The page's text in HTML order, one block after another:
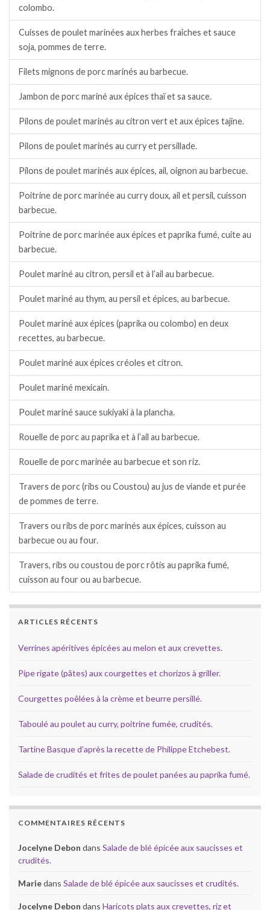
colombo.
Cuisses de poulet marinées aux herbes fraîches et sauce
soja, pommes de terre.
Filets mignons de porc marinés au barbecue.
Jambon de porc mariné aux épices thaï et sa sauce.
Pilons de poulet marinés au citron vert et aux épices tajine.
Pilons de poulet marinés au curry et persillade.
Pilons de poulet marinés aux épices, ail, oignon au barbecue.
Poitrine de porc marinée au curry doux, ail et persil, cuisson
barbecue.
Poitrine de porc marinée aux épices et paprika fumé, cuite au
barbecue.
Poulet mariné au citron, persil et à l’ail au barbecue.
Poulet mariné au thym, au persil et épices, au barbecue.
Poulet mariné aux épices (paprika ou colombo) en deux
recettes, au barbecue.
Poulet mariné aux épices créoles et citron.
Poulet mariné mexicain.
Poulet mariné sauce sukiyaki à la plancha.
Rouelle de porc au paprika et à l’ail au barbecue.
Rouelle de porc marinée au barbecue et son riz.
Travers de porc (ribs ou Coustou) au jus de viande et purée
de pommes de terre.
Travers ou ribs de porc marinés aux épices, cuisson au
barbecue ou au four.
Travers, ribs ou coustou de porc rôtis au paprika fumé,
cuisson au four ou au barbecue.
ARTICLES RÉCENTS
Verrines apéritives épicées au melon et aux crevettes.
Pipe rigate (pâtes) aux courgettes et chorizos à griller.
Courgettes poêlées à la crème et beurre persillé.
Taboulé au poulet au curry, poitrine fumée, crudités.
Tartine Basque d’après la recette de Philippe Etchebest.
Salade de crudités et frites de poulet panées au paprika fumé.
COMMENTAIRES RÉCENTS
Jocelyne Debon dans Salade de blé épicée aux saucisses et
crudités.
Mariedans Salade de blé épicée aux saucisses et crudités.
Jocelyne Debon dans Haricots plats aux crevettes, riz et